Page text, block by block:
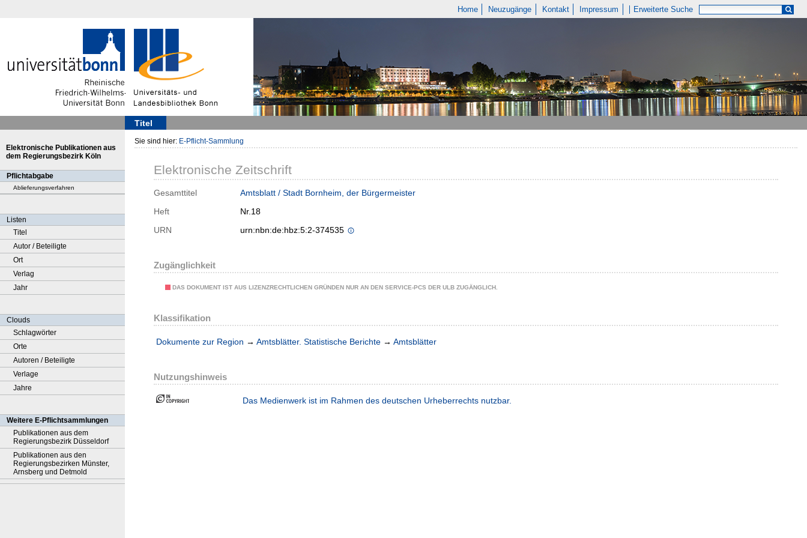
Home Neuzugänge Kontakt Impressum Erweiterte Suche
Titel
Elektronische Publikationen aus
dem Regierungsbezirk Köln
Pflichtabgabe
Ablieferungsverfahren
Listen
Titel
Autor / Beteiligte
Ort
Verlag
Jahr
Clouds
Schlagwörter
Orte
Autoren / Beteiligte
Verlage
Jahre
Weitere E-Pflichtsammlungen
Publikationen aus dem
Regierungsbezirk Düsseldorf
Publikationen aus den
Regierungsbezirken Münster,
Arnsberg und Detmold
Sie sind hier: E-Pflicht-Sammlung
Elektronische Zeitschrift
Gesamttitel
Amtsblatt / Stadt Bornheim, der Bürgermeister
Heft
Nr.18
URN
urn:nbn:de:hbz:5:2-374535
Zugänglichkeit
DAS DOKUMENT IST AUS LIZENZRECHTLICHEN GRÜNDEN NUR AN DEN SERVICE-PCS DER ULB ZUGÄNGLICH.
Klassifikation
Dokumente zur Region → Amtsblätter. Statistische Berichte → Amtsblätter
Nutzungshinweis
Das Medienwerk ist im Rahmen des deutschen Urheberrechts nutzbar.